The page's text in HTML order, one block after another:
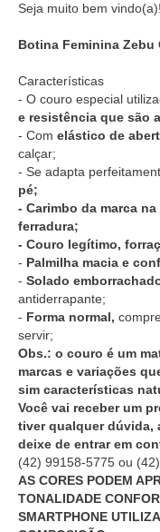
Seja muito bem vindo(a)!
Botina Feminina
Características
- O couro especial
e resistência que são
- Com elástico de
calçar;
- Se adapta
pé;
- Carimbo da marca
ferradura;
- Couro legítimo,
- Palmilha macia e
- Solado
antiderrapante;
- Forma normal,
servir;
Obs.: o couro é um
marcas e variações
sim características
Você vai receber um
tiver qualquer dúvida,
deixe de entrar em
(42) 99158-5775 ou
AS CORES PODEM
TONALIDADE
SMARTPHONE